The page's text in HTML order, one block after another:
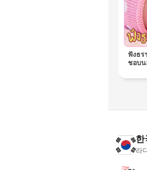
ฟังธร
ชอบน
한
라